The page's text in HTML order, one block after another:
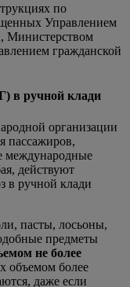
по
Управлением
Министерством
гражданской
в ручной клади
организации
пассажиров,
международные
действуют
в ручной клади
пасты, лосьоны,
предметы
не более
объемом более
даже если